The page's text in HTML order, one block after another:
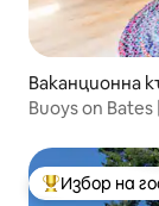
Ваканционна
Buoys on
Най-Избор на